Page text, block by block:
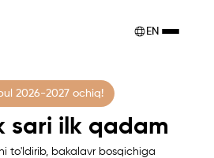
EN
2026-2027 ochiq!
sari ilk qadam
to'ldirib, bakalavr bosqichiga